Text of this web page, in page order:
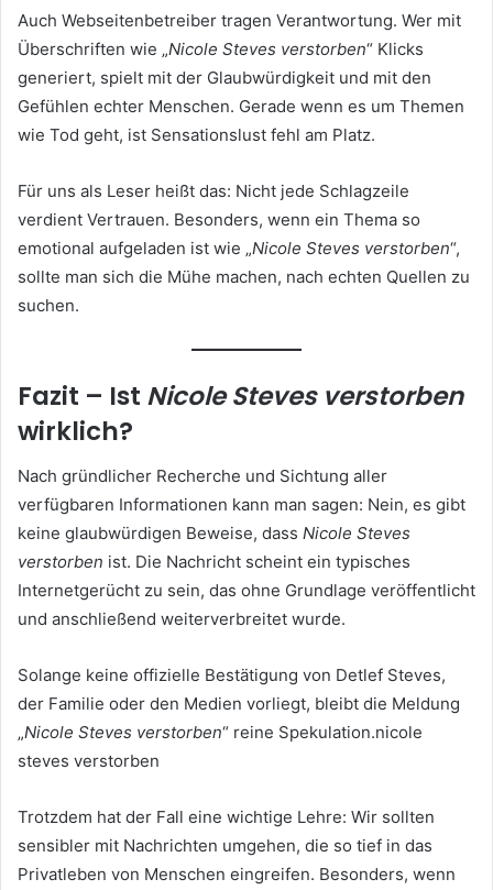
Auch Webseitenbetreiber tragen Verantwortung. Wer mit
Überschriften wie „Nicole Steves verstorben“ Klicks
generiert, spielt mit der Glaubwürdigkeit und mit den
Gefühlen echter Menschen. Gerade wenn es um Themen
wie Tod geht, ist Sensationslust fehl am Platz.
Für uns als Leser heißt das: Nicht jede Schlagzeile
verdient Vertrauen. Besonders, wenn ein Thema so
emotional aufgeladen ist wie „Nicole Steves verstorben“,
sollte man sich die Mühe machen, nach echten Quellen zu
suchen.
Fazit – Ist Nicole Steves verstorben
wirklich?
Nach gründlicher Recherche und Sichtung aller
verfügbaren Informationen kann man sagen: Nein, es gibt
keine glaubwürdigen Beweise, dass Nicole Steves
verstorben ist. Die Nachricht scheint ein typisches
Internetgerücht zu sein, das ohne Grundlage veröffentlicht
und anschließend weiterverbreitet wurde.
Solange keine offizielle Bestätigung von Detlef Steves,
der Familie oder den Medien vorliegt, bleibt die Meldung
„Nicole Steves verstorben“ reine Spekulation.nicole
steves verstorben
Trotzdem hat der Fall eine wichtige Lehre: Wir sollten
sensibler mit Nachrichten umgehen, die so tief in das
Privatleben von Menschen eingreifen. Besonders, wenn